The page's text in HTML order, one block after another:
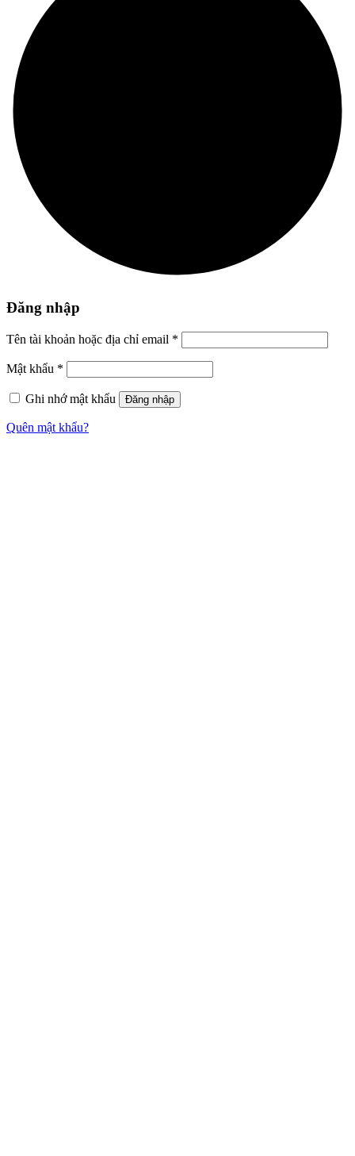
Đăng nhập
Tên tài khoản hoặc địa chỉ email *
Mật khẩu *
Ghi nhớ mật khẩu Đăng nhập
Quên mật khẩu?